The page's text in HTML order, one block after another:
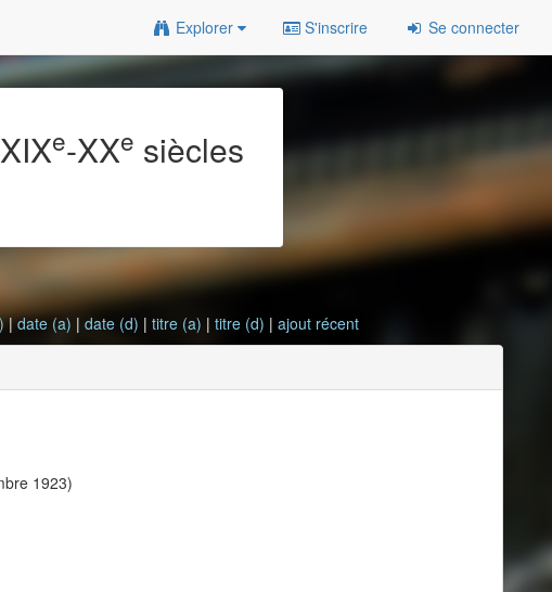
Explorer S'inscrire Se connecter
e-XXe siècles
|date (a) |date (d) |titre (a) |titre (d) |ajout récent
1923)